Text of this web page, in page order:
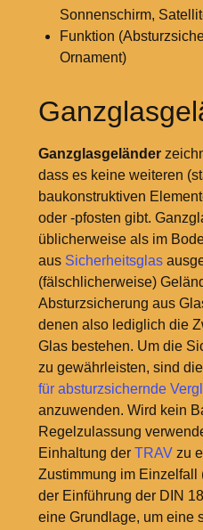
Sonnenschirm,
Funktion
Ornament)
Ganzglasgeländer
dass es keine weiteren
baukonstruktiven
oder -pfosten gibt.
üblicherweise als im
aus Sicherheitsglas
(fälschlicherweise)
Absturzsicherung aus
denen also lediglich die
Glas bestehen. Um die
zu gewährleisten, sind die
für absturzsichernde
anzuwenden. Wird kein
Regelzulassung
Einhaltung der TRAVzu
Zustimmung im Einzelfall
der Einführung der DIN
eine Grundlage, um eine